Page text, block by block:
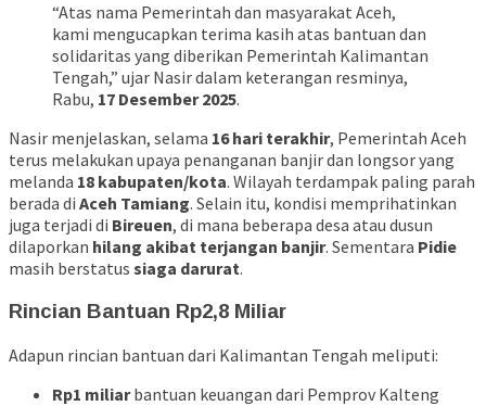
“Atas nama Pemerintah dan masyarakat Aceh,
kami mengucapkan terima kasih atas bantuan dan
solidaritas yang diberikan Pemerintah Kalimantan
Tengah,” ujar Nasir dalam keterangan resminya,
Rabu, 17 Desember 2025.
Nasir menjelaskan, selama 16 hari terakhir, Pemerintah Aceh
terus melakukan upaya penanganan banjir dan longsor yang
melanda 18 kabupaten/kota. Wilayah terdampak paling parah
berada di Aceh Tamiang. Selain itu, kondisi memprihatinkan
juga terjadi di Bireuen, di mana beberapa desa atau dusun
dilaporkan hilang akibat terjangan banjir. Sementara Pidie
masih berstatus siaga darurat.
Rincian Bantuan Rp2,8 Miliar
Adapun rincian bantuan dari Kalimantan Tengah meliputi:
Rp1 miliarbantuan keuangan dari Pemprov Kalteng